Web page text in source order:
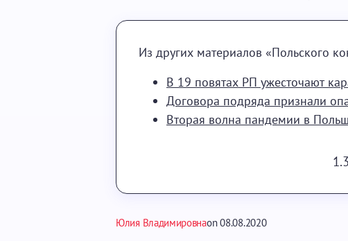
Из других материалов «Польского
В 19 повятах РП ужесточают
Договора подряда признали
Вторая волна пандемии в
Юлия Владимировнаon 08.08.2020